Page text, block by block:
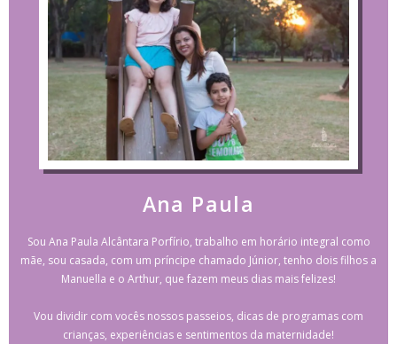
Ana Paula
Sou Ana Paula Alcântara Porfírio, trabalho em horário integral como
mãe, sou casada, com um príncipe chamado Júnior, tenho dois filhos a
Manuella e o Arthur, que fazem meus dias mais felizes!
Vou dividir com vocês nossos passeios, dicas de programas com
crianças, experiências e sentimentos da maternidade!